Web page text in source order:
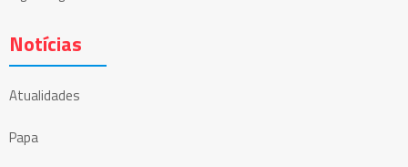
Notícias
Atualidades
Papa